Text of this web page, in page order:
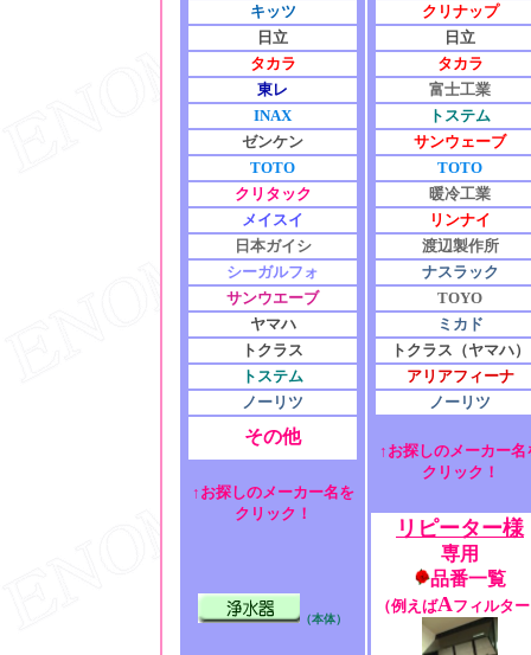
キッツ
日立
タカラ
東レ
INAX
ゼンケン
TOTO
クリタック
メイスイ
日本ガイシ
シーガルフォ
サンウエーブ
ヤマハ
トクラス
トステム
ノーリツ
その他
↑お探しのメーカー名を
クリック！
（本体）
クリナップ
日立
タカラ
富士工業
トステム
サンウェーブ
TOTO
暖冷工業
リンナイ
渡辺製作所
ナスラック
TOYO
ミカド
トクラス（ヤマハ）
アリアフィーナ
ノーリツ
↑お探しのメーカー名
クリック！
リピーター様
専用
品番一覧
（例えばAフィルタ